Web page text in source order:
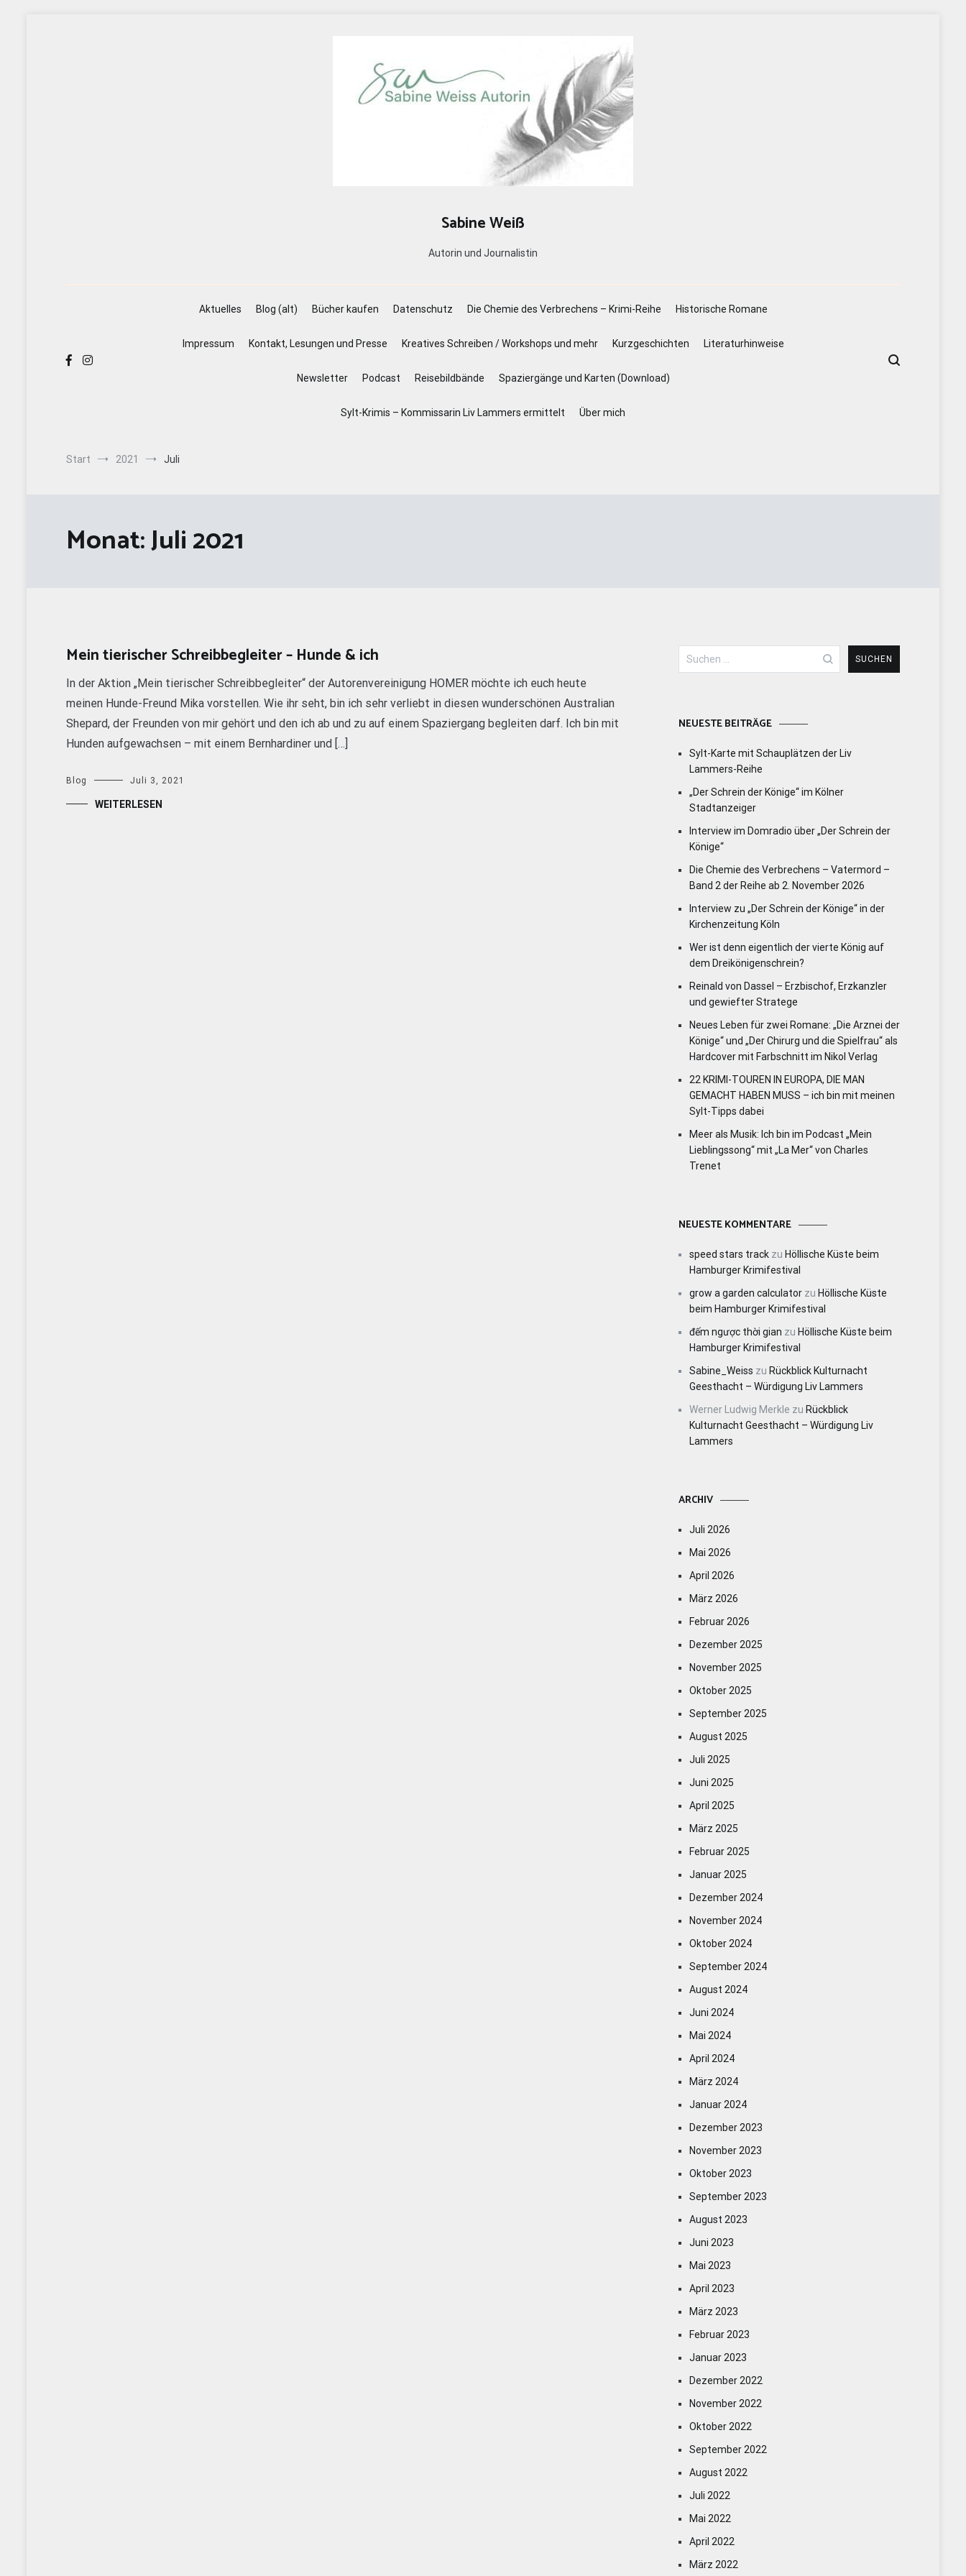
Sabine Weiß
Autorin und Journalistin
Aktuelles Blog (alt) Bücher kaufen Datenschutz Die Chemie des Verbrechens – Krimi-Reihe Historische Romane
Impressum Kontakt, Lesungen und Presse Kreatives Schreiben / Workshops und mehr Kurzgeschichten Literaturhinweise
Newsletter Podcast Reisebildbände Spaziergänge und Karten (Download)
Sylt-Krimis – Kommissarin Liv Lammers ermittelt Über mich
Start 2021 Juli
Monat:Juli 2021
Mein tierischer Schreibbegleiter – Hunde & ich
In der Aktion „Mein tierischer Schreibbegleiter“ der Autorenvereinigung HOMER möchte ich euch heute
meinen Hunde-Freund Mika vorstellen. Wie ihr seht, bin ich sehr verliebt in diesen wunderschönen Australian
Shepard, der Freunden von mir gehört und den ich ab und zu auf einem Spaziergang begleiten darf. Ich bin mit
Hunden aufgewachsen – mit einem Bernhardiner und […]
Blog Juli 3, 2021
WEITERLESEN
Suchen
nach:
NEUESTE BEITRÄGE
Sylt-Karte mit Schauplätzen der Liv
Lammers-Reihe
„Der Schrein der Könige“ im Kölner
Stadtanzeiger
Interview im Domradio über „Der Schrein der
Könige“
Die Chemie des Verbrechens – Vatermord –
Band 2 der Reihe ab 2. November 2026
Interview zu „Der Schrein der Könige“ in der
Kirchenzeitung Köln
Wer ist denn eigentlich der vierte König auf
dem Dreikönigenschrein?
Reinald von Dassel – Erzbischof, Erzkanzler
und gewiefter Stratege
Neues Leben für zwei Romane: „Die Arznei der
Könige“ und „Der Chirurg und die Spielfrau“ als
Hardcover mit Farbschnitt im Nikol Verlag
22 KRIMI-TOUREN IN EUROPA, DIE MAN
GEMACHT HABEN MUSS – ich bin mit meinen
Sylt-Tipps dabei
Meer als Musik: Ich bin im Podcast „Mein
Lieblingssong“ mit „La Mer“ von Charles
Trenet
NEUESTE KOMMENTARE
speed stars track zu Höllische Küste beim
Hamburger Krimifestival
grow a garden calculator zu Höllische Küste
beim Hamburger Krimifestival
đếm ngược thời gian zu Höllische Küste beim
Hamburger Krimifestival
Sabine_Weiss zu Rückblick Kulturnacht
Geesthacht – Würdigung Liv Lammers
Werner Ludwig Merkle zu Rückblick
Kulturnacht Geesthacht – Würdigung Liv
Lammers
ARCHIV
Juli 2026
Mai 2026
April 2026
März 2026
Februar 2026
Dezember 2025
November 2025
Oktober 2025
September 2025
August 2025
Juli 2025
Juni 2025
April 2025
März 2025
Februar 2025
Januar 2025
Dezember 2024
November 2024
Oktober 2024
September 2024
August 2024
Juni 2024
Mai 2024
April 2024
März 2024
Januar 2024
Dezember 2023
November 2023
Oktober 2023
September 2023
August 2023
Juni 2023
Mai 2023
April 2023
März 2023
Februar 2023
Januar 2023
Dezember 2022
November 2022
Oktober 2022
September 2022
August 2022
Juli 2022
Mai 2022
April 2022
März 2022